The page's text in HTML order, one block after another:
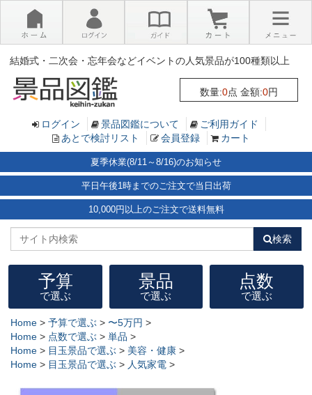
結婚式・二次会・忘年会などイベントの人気景品が100種類以上
数量:0点 金額:0円
×
ログイン 景品図鑑について
ご利用ガイド
あとで検討リスト
会員登録 カート
夏季休業(8/11～8/16)のお知らせ
平日午後1時までのご注文で当日出荷
10,000円以上のご注文で送料無料
検索
予算
で選ぶ
景品
で選ぶ
点数
で選ぶ
Home > 予算で選ぶ > 〜5万円 >
Home > 点数で選ぶ > 単品 >
Home > 目玉景品で選ぶ > 美容・健康 >
Home > 目玉景品で選ぶ > 人気家電 >